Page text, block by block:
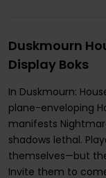
Duskmourn
Display Boks
In Duskmourn:
plane-enveloping
manifests
shadows lethal.
themselves—but
Invite them to